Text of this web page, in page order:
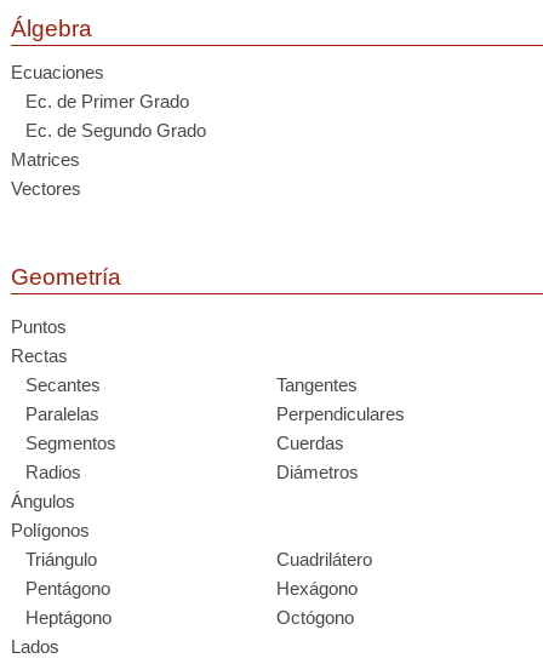
Álgebra
Ecuaciones
Ec. de Primer Grado
Ec. de Segundo Grado
Matrices
Vectores
Geometría
Puntos
Rectas
Secantes
Tangentes
Paralelas
Perpendiculares
Segmentos
Cuerdas
Radios
Diámetros
Ángulos
Polígonos
Triángulo
Cuadrilátero
Pentágono
Hexágono
Heptágono
Octógono
Lados